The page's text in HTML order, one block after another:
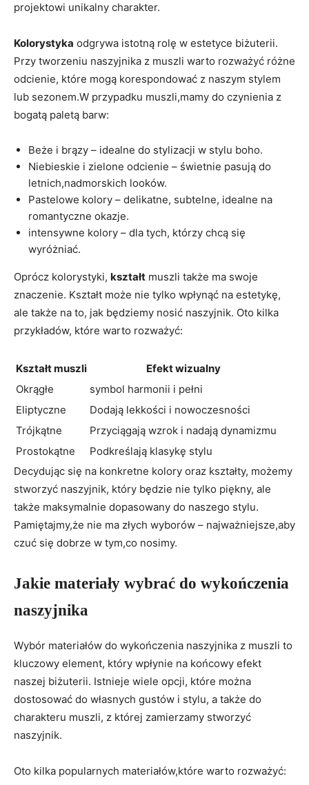
projektowi unikalny charakter.
Kolorystyka odgrywa istotną rolę w estetyce biżuterii.
Przy tworzeniu naszyjnika z muszli warto rozważyć różne
odcienie, które mogą korespondować z naszym stylem
lub sezonem.W przypadku muszli,mamy do czynienia z
bogatą paletą barw:
Beże i brązy – idealne do stylizacji w stylu boho.
Niebieskie i zielone odcienie – świetnie pasują do
letnich,nadmorskich looków.
Pastelowe kolory – delikatne, subtelne, idealne na
romantyczne okazje.
intensywne kolory – dla tych, którzy chcą się
wyróżniać.
Oprócz kolorystyki, kształt muszli także ma swoje
znaczenie. Kształt może nie tylko wpłynąć na estetykę,
ale także na to, jak będziemy nosić naszyjnik. Oto kilka
przykładów, które warto rozważyć:
Kształt muszli
Efekt wizualny
Okrągłe
symbol harmonii i pełni
Eliptyczne
Dodają lekkości i nowoczesności
Trójkątne
Przyciągają wzrok i nadają dynamizmu
Prostokątne
Podkreślają klasykę stylu
Decydując się na konkretne kolory oraz kształty, możemy
stworzyć naszyjnik, który będzie nie tylko piękny, ale
także maksymalnie dopasowany do naszego stylu.
Pamiętajmy,że nie ma złych wyborów – najważniejsze,aby
czuć się dobrze w tym,co nosimy.
Jakie materiały wybrać do wykończenia
naszyjnika
Wybór materiałów do wykończenia naszyjnika z muszli to
kluczowy element, który wpłynie na końcowy efekt
naszej biżuterii. Istnieje wiele opcji, które można
dostosować do własnych gustów i stylu, a także do
charakteru muszli, z której zamierzamy stworzyć
naszyjnik.
Oto kilka popularnych materiałów,które warto rozważyć: